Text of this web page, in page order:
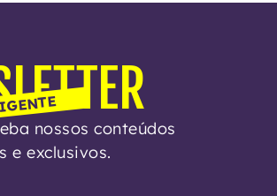
nossos conteúdos
e exclusivos.